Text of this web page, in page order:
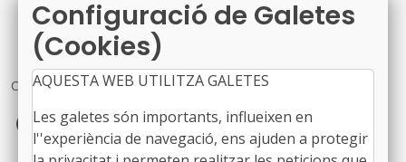
Comparteix
Facebook
X LinkedIn
Configuració de Galetes
(Cookies)
AQUESTA WEB UTILITZA GALETES
Les galetes són importants, influeixen en
l''experiència de navegació, ens ajuden a protegir